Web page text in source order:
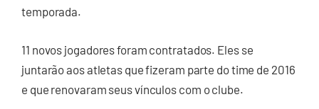
temporada.
11 novos jogadores foram contratados. Eles se
juntarão aos atletas que fizeram parte do time de 2016
e que renovaram seus vínculos com o clube.